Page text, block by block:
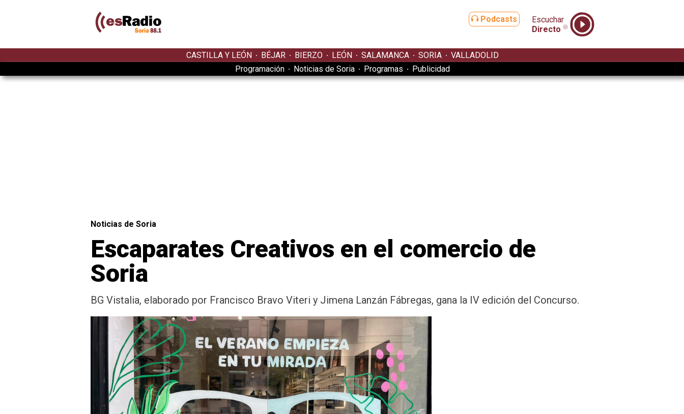
Podcasts
Escuchar
Directo
CASTILLA Y LEÓN BÉJAR BIERZO LEÓN SALAMANCA SORIA
VALLADOLID
Programación
Noticias de Soria Programas Publicidad
Noticias de Soria
Escaparates Creativos en el comercio de
Soria
BG Vistalia, elaborado por Francisco Bravo Viteri y Jimena Lanzán Fábregas, gana la IV edición del Concurso.